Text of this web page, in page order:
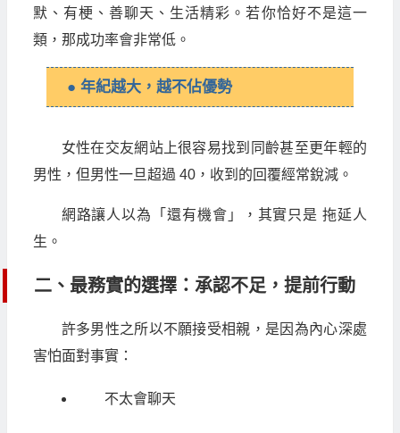
默、有梗、善聊天、生活精彩。若你恰好不是這一
類，那成功率會非常低。
● 年紀越大，越不佔優勢
女性在交友網站上很容易找到同齡甚至更年輕的
男性，但男性一旦超過 40，收到的回覆經常銳減。
網路讓人以為「還有機會」，其實只是 拖延人
生。
二、最務實的選擇：承認不足，提前行動
許多男性之所以不願接受相親，是因為內心深處
害怕面對事實：
不太會聊天